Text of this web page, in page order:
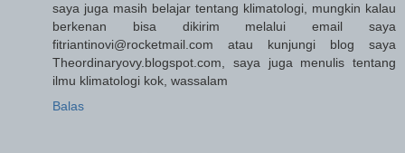
saya juga masih belajar tentang klimatologi, mungkin kalau
berkenan bisa dikirim melalui email saya
fitriantinovi@rocketmail.com atau kunjungi blog saya
Theordinaryovy.blogspot.com, saya juga menulis tentang
ilmu klimatologi kok, wassalam
Balas